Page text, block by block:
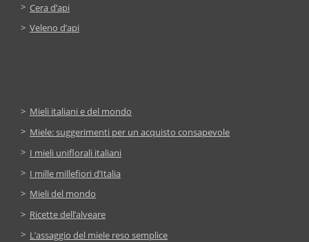
Cera d’api
Veleno d’api
Mieli italiani e del mondo
Miele: suggerimenti per un acquisto consapevole
I mieli uniflorali italiani
I mille millefiori d’Italia
Mieli del mondo
Ricette dell’alveare
L’assaggio del miele reso semplice